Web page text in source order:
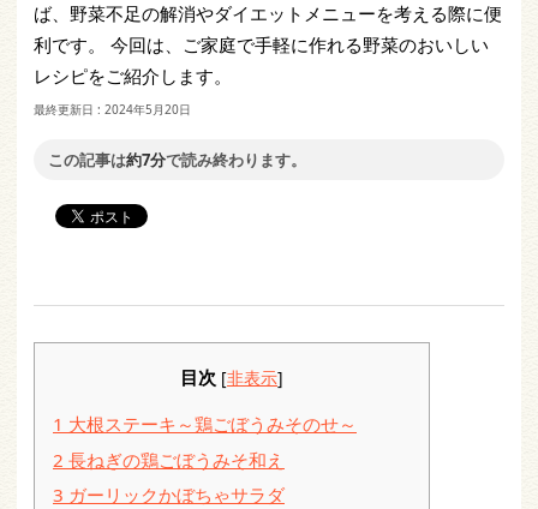
ば、野菜不足の解消やダイエットメニューを考える際に便
利です。 今回は、ご家庭で手軽に作れる野菜のおいしい
レシピをご紹介します。
最終更新日 : 2024年5月20日
この記事は約7分で読み終わります。
目次 [非表示]
1 大根ステーキ～鶏ごぼうみそのせ～
2 長ねぎの鶏ごぼうみそ和え
3 ガーリックかぼちゃサラダ